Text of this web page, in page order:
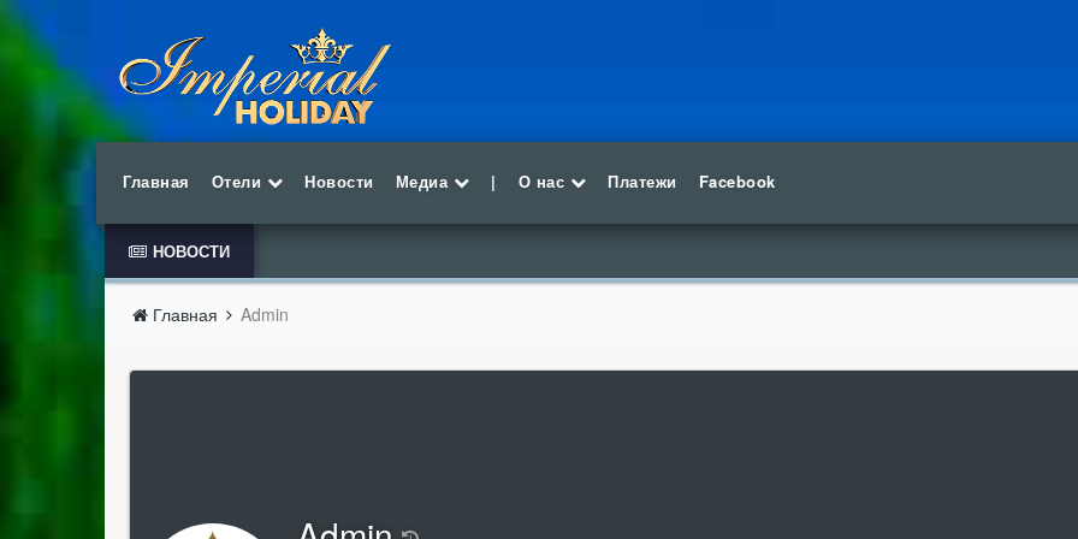
Главная Отели Новости Медиа | О нас Платежи Facebook
НОВОСТИ
Главная Admin